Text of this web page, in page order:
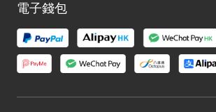
電子錢包